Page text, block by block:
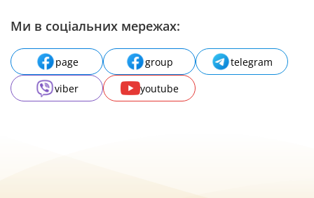
Ми в соціальних мережах:
page group
telegram
viber
youtube